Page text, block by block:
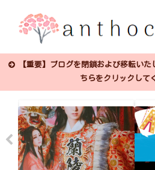
【重要】ブログを閉鎖および移転い
ちらをクリックして